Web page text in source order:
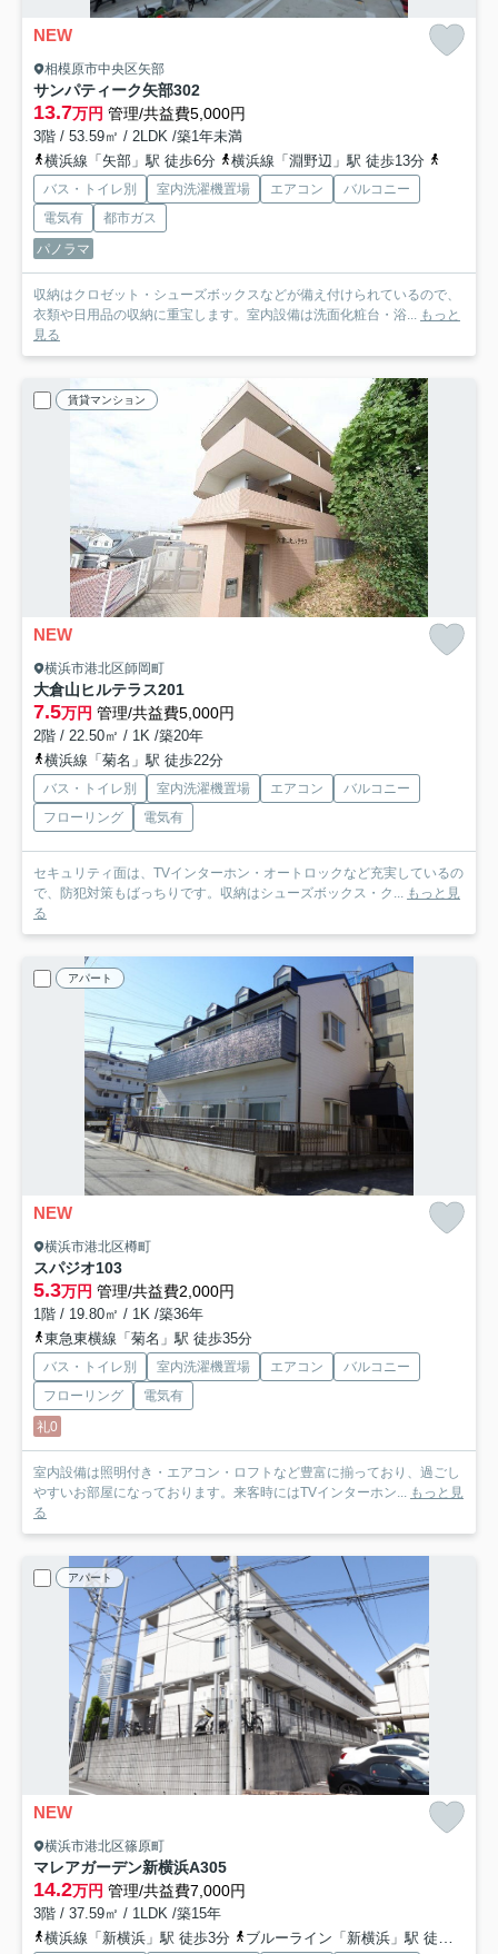
NEW
相模原市中央区矢部
サンパティーク矢部302
13.7万円 管理/共益費5,000円
3階 / 53.59㎡ / 2LDK /築1年未満
横浜線「矢部」駅 徒歩6分
横浜線「淵野辺」駅 徒歩13分
バス・トイレ別 室内洗濯機置場 エアコン
バルコニー
電気有
都市ガス
パノラマ
収納はクロゼット・シューズボックスなどが備え付けられているので、
衣類や日用品の収納に重宝します。室内設備は洗面化粧台・浴... もっと
見る
賃貸マンション
NEW
横浜市港北区師岡町
大倉山ヒルテラス201
7.5万円 管理/共益費5,000円
2階 / 22.50㎡ / 1K /築20年
横浜線「菊名」駅 徒歩22分
バス・トイレ別 室内洗濯機置場 エアコン
バルコニー
フローリング
電気有
セキュリティ面は、TVインターホン・オートロックなど充実しているの
で、防犯対策もばっちりです。収納はシューズボックス・ク... もっと見
る
アパート
NEW
横浜市港北区樽町
スパジオ103
5.3万円 管理/共益費2,000円
1階 / 19.80㎡ / 1K /築36年
東急東横線「菊名」駅 徒歩35分
バス・トイレ別 室内洗濯機置場 エアコン
バルコニー
フローリング
電気有
礼0
室内設備は照明付き・エアコン・ロフトなど豊富に揃っており、過ごし
やすいお部屋になっております。来客時にはTVインターホン... もっと見
る
アパート
NEW
横浜市港北区篠原町
マレアガーデン新横浜A305
14.2万円 管理/共益費7,000円
3階 / 37.59㎡ / 1LDK /築15年
横浜線「新横浜」駅 徒歩3分
ブルーライン「新横浜」駅 徒歩3分